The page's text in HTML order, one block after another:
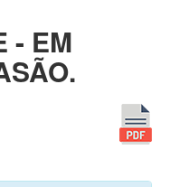
- EM